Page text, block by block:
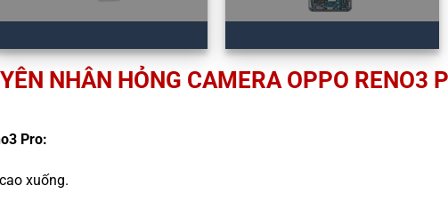
NHÂN HỎNG CAMERA OPPO RENO3
Pro:
xuống.